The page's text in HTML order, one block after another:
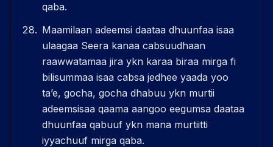
qaba.
Maamilaan adeemsi daataa dhuunfaa isaa
ulaagaa Seera kanaa cabsuudhaan
raawwatamaa jira ykn karaa biraa mirga fi
bilisummaa isaa cabsa jedhee yaada yoo
taʼe, gocha, gocha dhabuu ykn murtii
adeemsisaa qaama aangoo eegumsa daataa
dhuunfaa qabuuf ykn mana murtiitti
iyyachuuf mirga qaba.